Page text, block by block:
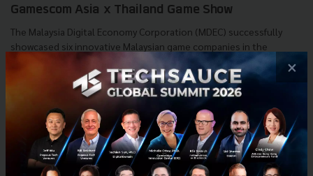
Gamescom Asia x Thailand Game Show
The Malaysia Digital Economy Corporation (MDEC) successfully
showcased six innovative Malaysian game companies in the
Entertainment Zone (B2C) at the historic Gamescom Asia x Thail...
October 28, 2025| ByTechsauce Team
MDEC CtrlD Studio gamescom Asia Ammobox Studios
×